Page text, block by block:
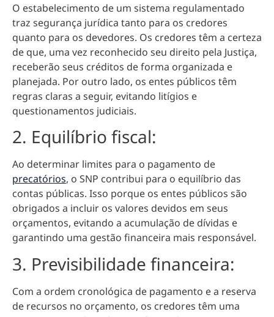
O estabelecimento de um sistema regulamentado
traz segurança jurídica tanto para os credores
quanto para os devedores. Os credores têm a certeza
de que, uma vez reconhecido seu direito pela Justiça,
receberão seus créditos de forma organizada e
planejada. Por outro lado, os entes públicos têm
regras claras a seguir, evitando litígios e
questionamentos judiciais.
2. Equilíbrio fiscal:
Ao determinar limites para o pagamento de
precatórios, o SNP contribui para o equilíbrio das
contas públicas. Isso porque os entes públicos são
obrigados a incluir os valores devidos em seus
orçamentos, evitando a acumulação de dívidas e
garantindo uma gestão financeira mais responsável.
3. Previsibilidade financeira:
Com a ordem cronológica de pagamento e a reserva
de recursos no orçamento, os credores têm uma